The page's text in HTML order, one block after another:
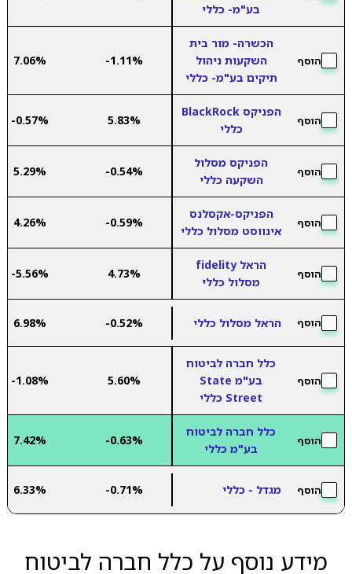
בע"מ- כללי
הוסף
הכשרה- מור בית
השקעות ניהול
תיקים בע"מ- כללי
-1.11%
7.06%
הוסף
הפניקס BlackRock
כללי
5.83%
-0.57%
הוסף
הפניקס מסלול
השקעה כללי
-0.54%
5.29%
הוסף
הפניקס-אקסלנס
אינווסט מסלול כללי
-0.59%
4.26%
הוסף
הראל fidelity
מסלול כללי
4.73%
-5.56%
הוסף הראל מסלול כללי -0.52%
6.98%
הוסף
כלל חברה לביטוח
בע"מ State
Street כללי
5.60%
-1.08%
הוסף
כלל חברה לביטוח
בע"מ כללי
-0.63%
7.42%
הוסף מגדל - כללי -0.71%
6.33%
מידע נוסף על כלל חברה לביטוח